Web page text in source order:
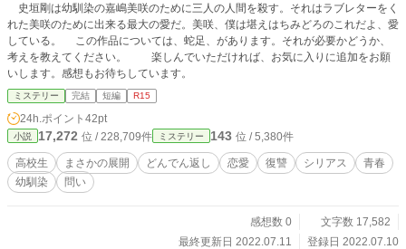
史垣剛は幼馴染の嘉嶋美咲のために三人の人間を殺す。それはラブレターをく
れた美咲のために出来る最大の愛だ。美咲、僕は堪えはちみどろのこれだよ、愛
している。 この作品については、蛇足、があります。それが必要かどうか、
考えを教えてください。 楽しんでいただければ、お気に入りに追加をお願
いします。感想もお待ちしています。
ミステリー 完結 短編 R15
24h.ポイント 42pt
小説 17,272 位 / 228,709件 ミステリー 143 位 / 5,380件
高校生 まさかの展開 どんでん返し 恋愛 復讐 シリアス
青春
幼馴染
問い
感想数 0
文字数 17,582
最終更新日 2022.07.11
登録日 2022.07.10